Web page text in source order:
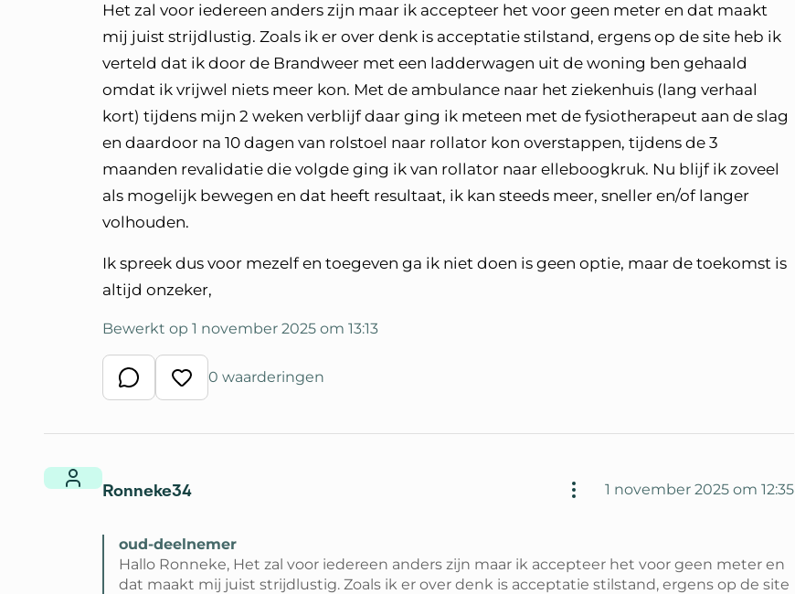
Het zal voor iedereen anders zijn maar ik accepteer het voor geen meter en dat maakt
mij juist strijdlustig. Zoals ik er over denk is acceptatie stilstand, ergens op de site heb ik
verteld dat ik door de Brandweer met een ladderwagen uit de woning ben gehaald
omdat ik vrijwel niets meer kon. Met de ambulance naar het ziekenhuis (lang verhaal
kort) tijdens mijn 2 weken verblijf daar ging ik meteen met de fysiotherapeut aan de slag
en daardoor na 10 dagen van rolstoel naar rollator kon overstappen, tijdens de 3
maanden revalidatie die volgde ging ik van rollator naar elleboogkruk. Nu blijf ik zoveel
als mogelijk bewegen en dat heeft resultaat, ik kan steeds meer, sneller en/of langer
volhouden.
Ik spreek dus voor mezelf en toegeven ga ik niet doen is geen optie, maar de toekomst is
altijd onzeker,
Bewerkt op 1 november 2025 om 13:13
Schrijf een reactie
Waardeer reactie
0 waarderingen
Ronneke34 1 november 2025 om 12:35
oud-deelnemer
Hallo Ronneke, Het zal voor iedereen anders zijn maar ik accepteer het voor geen meter en
dat maakt mij juist strijdlustig. Zoals ik er over denk is acceptatie stilstand, ergens op de site